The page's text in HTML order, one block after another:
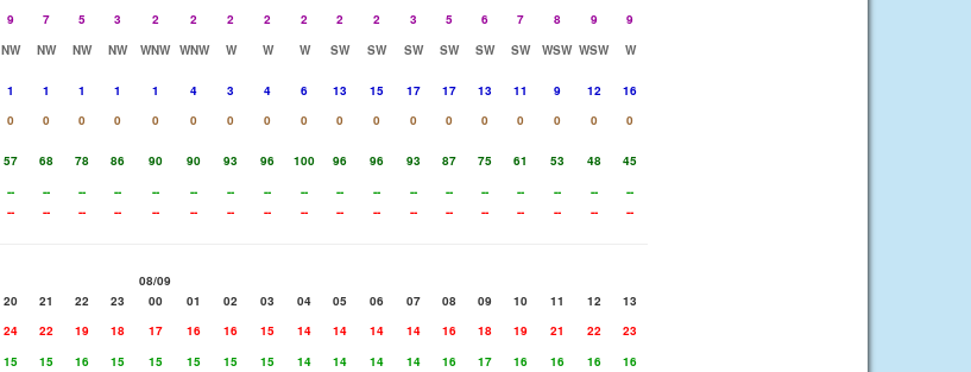
9 7 5 3 2 2 2 2 2 2 2 3 5 6 7 8 9
9
NW NW NW NW WNW WNW W W W SW SW SW SW SW SW WSW WSW
W
1 1 1 1 1 4 3 4 6 13 15 17 17 13 11 9 12
16
0 0 0 0 0 0 0 0 0 0 0 0 0 0 0 0 0
0
57 68 78 86 90 90 93 96 100 96 96 93 87 75 61 53 48
45
-- -- -- -- -- -- -- -- -- -- -- -- -- -- -- -- --
--
-- -- -- -- -- -- -- -- -- -- -- -- -- -- -- -- -- --
08/09
20 21 22 23 00 01 02 03 04 05 06 07 08 09 10 11 12
13
24 22 19 18 17 16 16 15 14 14 14 14 16 18 19 21 22
23
15 15 16 15 15 15 15 15 14 14 14 14 16 17 16 16 16
16